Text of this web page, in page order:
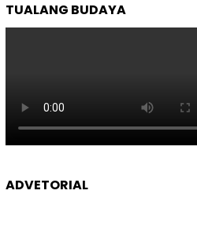
TUALANG BUDAYA
ADVETORIAL